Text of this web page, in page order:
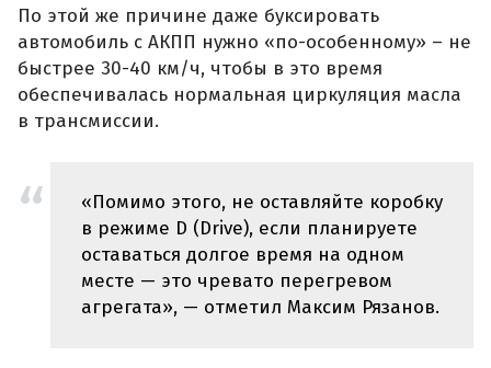
По этой же причине даже буксировать
автомобиль с АКПП нужно «по-особенному» – не
быстрее 30-40 км/ч, чтобы в это время
обеспечивалась нормальная циркуляция масла
в трансмиссии.
«Помимо этого, не оставляйте коробку
в режиме D (Drive), если планируете
оставаться долгое время на одном
месте — это чревато перегревом
агрегата», — отметил Максим Рязанов.